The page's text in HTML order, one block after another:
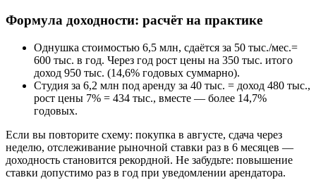
Формула доходности: расчёт на практике
Однушка стоимостью 6,5 млн, сдаётся за 50 тыс./мес.=
600 тыс. в год. Через год рост цены на 350 тыс. итого
доход 950 тыс. (14,6% годовых суммарно).
Студия за 6,2 млн под аренду за 40 тыс. = доход 480 тыс.,
рост цены 7% = 434 тыс., вместе — более 14,7%
годовых.
Если вы повторите схему: покупка в августе, сдача через
неделю, отслеживание рыночной ставки раз в 6 месяцев —
доходность становится рекордной. Не забудьте: повышение
ставки допустимо раз в год при уведомлении арендатора.